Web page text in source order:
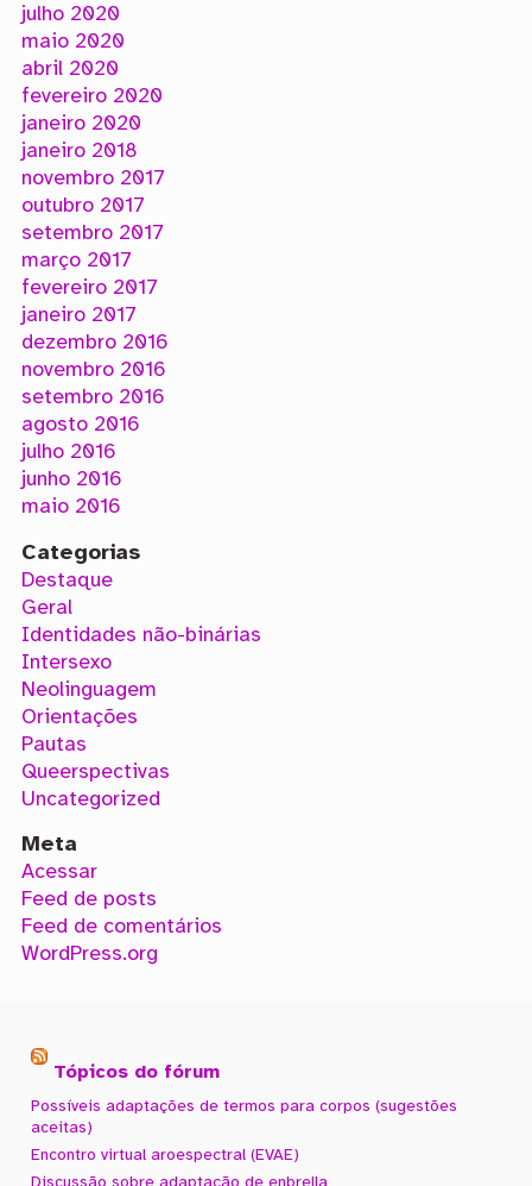
julho 2020
maio 2020
abril 2020
fevereiro 2020
janeiro 2020
janeiro 2018
novembro 2017
outubro 2017
setembro 2017
março 2017
fevereiro 2017
janeiro 2017
dezembro 2016
novembro 2016
setembro 2016
agosto 2016
julho 2016
junho 2016
maio 2016
Categorias
Destaque
Geral
Identidades não-binárias
Intersexo
Neolinguagem
Orientações
Pautas
Queerspectivas
Uncategorized
Meta
Acessar
Feed de posts
Feed de comentários
WordPress.org
Tópicos do fórum
Possíveis adaptações de termos para corpos (sugestões
aceitas)
Encontro virtual aroespectral (EVAE)
Discussão sobre adaptação de enbrella